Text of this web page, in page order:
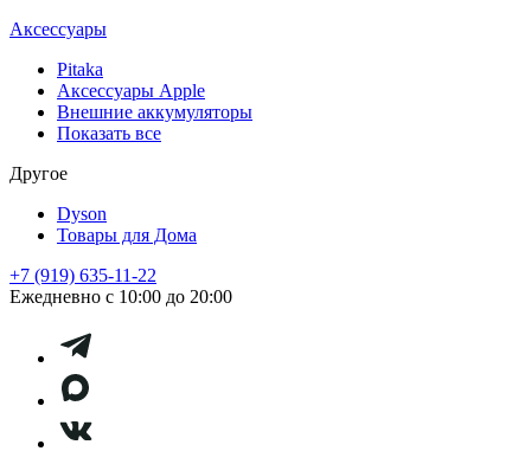
Аксессуары
Pitaka
Аксессуары Apple
Внешние аккумуляторы
Показать все
Другое
Dyson
Товары для Дома
+7 (919) 635-11-22
Ежедневно с 10:00 до 20:00